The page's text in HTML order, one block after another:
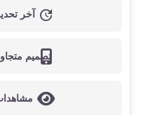
آخر
تصميم